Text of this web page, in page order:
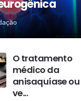
O tratamento
médico da
anisaquíase ou
ve...